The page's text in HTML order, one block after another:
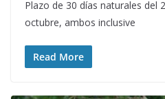
Plazo de 30 días naturales del
octubre, ambos inclusive
Read More